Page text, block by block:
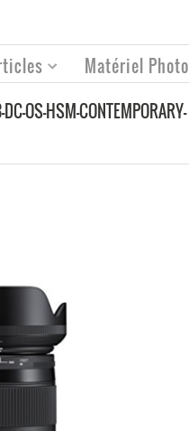
Matériel Photo
OS-HSM-CONTEMPORARY-